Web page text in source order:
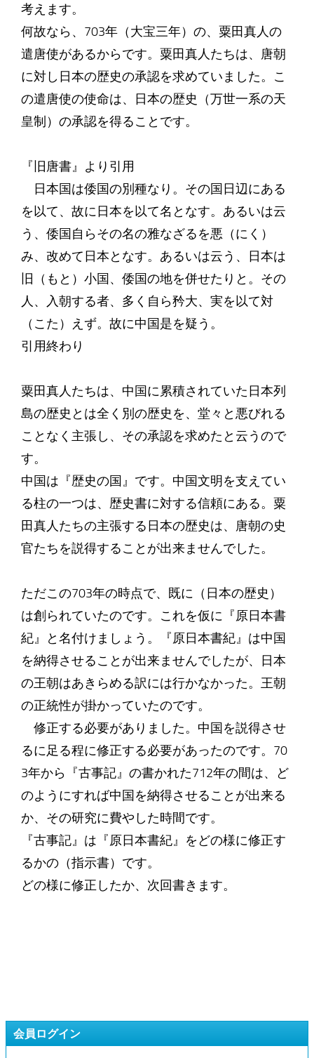
考えます。
何故なら、703年（大宝三年）の、粟田真人の
遣唐使があるからです。粟田真人たちは、唐朝
に対し日本の歴史の承認を求めていました。こ
の遣唐使の使命は、日本の歴史（万世一系の天
皇制）の承認を得ることです。
『旧唐書』より引用
日本国は倭国の別種なり。その国日辺にある
を以て、故に日本を以て名となす。あるいは云
う、倭国自らその名の雅なざるを悪（にく）
み、改めて日本となす。あるいは云う、日本は
旧（もと）小国、倭国の地を併せたりと。その
人、入朝する者、多く自ら矜大、実を以て対
（こた）えず。故に中国是を疑う。
引用終わり
粟田真人たちは、中国に累積されていた日本列
島の歴史とは全く別の歴史を、堂々と悪びれる
ことなく主張し、その承認を求めたと云うので
す。
中国は『歴史の国』です。中国文明を支えてい
る柱の一つは、歴史書に対する信頼にある。粟
田真人たちの主張する日本の歴史は、唐朝の史
官たちを説得することが出来ませんでした。
ただこの703年の時点で、既に（日本の歴史）
は創られていたのです。これを仮に『原日本書
紀』と名付けましょう。『原日本書紀』は中国
を納得させることが出来ませんでしたが、日本
の王朝はあきらめる訳には行かなかった。王朝
の正統性が掛かっていたのです。
修正する必要がありました。中国を説得させ
るに足る程に修正する必要があったのです。70
3年から『古事記』の書かれた712年の間は、ど
のようにすれば中国を納得させることが出来る
か、その研究に費やした時間です。
『古事記』は『原日本書紀』をどの様に修正す
るかの（指示書）です。
どの様に修正したか、次回書きます。
会員ログイン